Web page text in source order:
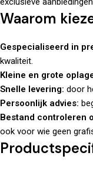
Waarom
Gespecialiseerd in
kwaliteit.
Kleine en grote
Snelle levering: door
Persoonlijk advies:
Bestand controleren
ook voor wie geen